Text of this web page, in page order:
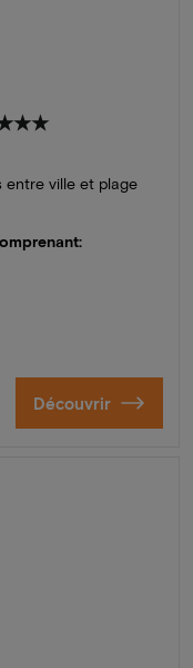
entre ville et plage
Découvrir